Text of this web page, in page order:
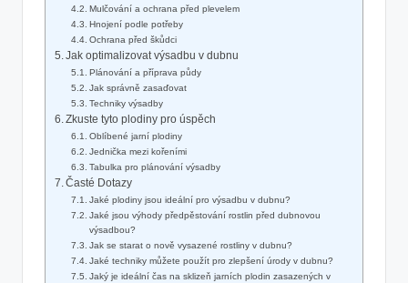
Mulčování a ochrana před plevelem
Hnojení podle potřeby
Ochrana před škůdci
Jak optimalizovat výsadbu v dubnu
Plánování a příprava půdy
Jak správně zasaďovat
Techniky výsadby
Zkuste tyto plodiny pro úspěch
Oblíbené jarní plodiny
Jednička mezi kořeními
Tabulka pro plánování výsadby
Časté Dotazy
Jaké plodiny jsou ideální pro výsadbu v dubnu?
Jaké jsou výhody předpěstování rostlin před dubnovou
výsadbou?
Jak se starat o nově vysazené rostliny v dubnu?
Jaké techniky můžete použít pro zlepšení úrody v dubnu?
Jaký je ideální čas na sklizeň jarních plodin zasazených v